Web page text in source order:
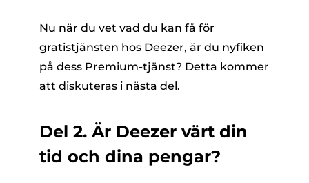
Nu när du vet vad du kan få för
gratistjänsten hos Deezer, är du nyfiken
på dess Premium-tjänst? Detta kommer
att diskuteras i nästa del.
Del 2. Är Deezer värt din
tid och dina pengar?